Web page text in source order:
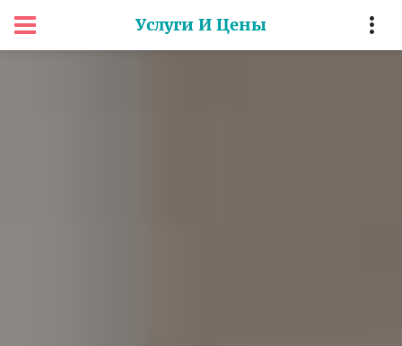
Услуги И Цены